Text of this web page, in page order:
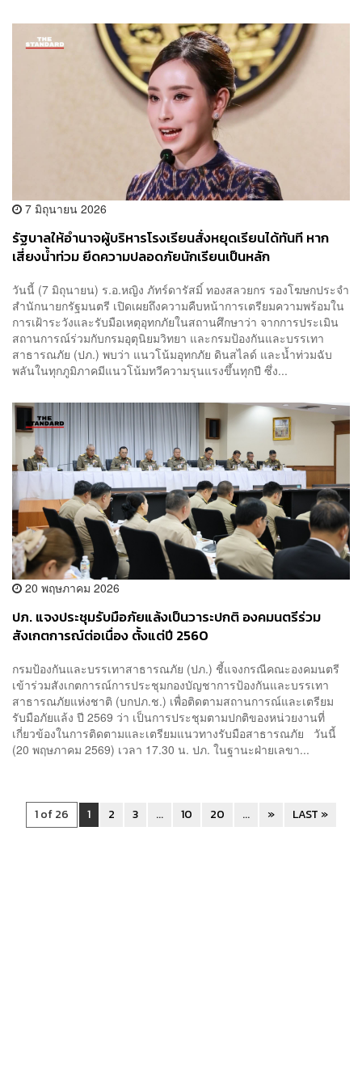
7 มิถุนายน 2026
รัฐบาลให้อำนาจผู้บริหารโรงเรียนสั่งหยุดเรียนได้ทันที หาก
เสี่ยงน้ำท่วม ยึดความปลอดภัยนักเรียนเป็นหลัก
วันนี้ (7 มิถุนายน) ร.อ.หญิง ภัทร์ดารัสมิ์ ทองสลวยกร รองโฆษกประจำ
สำนักนายกรัฐมนตรี เปิดเผยถึงความคืบหน้าการเตรียมความพร้อมใน
การเฝ้าระวังและรับมือเหตุอุทกภัยในสถานศึกษาว่า จากการประเมิน
สถานการณ์ร่วมกับกรมอุตุนิยมวิทยา และกรมป้องกันและบรรเทา
สาธารณภัย (ปภ.) พบว่า แนวโน้มอุทกภัย ดินสไลด์ และน้ำท่วมฉับ
พลันในทุกภูมิภาคมีแนวโน้มทวีความรุนแรงขึ้นทุกปี ซึ่ง...
20 พฤษภาคม 2026
ปภ. แจงประชุมรับมือภัยแล้งเป็นวาระปกติ องคมนตรีร่วม
สังเกตการณ์ต่อเนื่อง ตั้งแต่ปี 2560
กรมป้องกันและบรรเทาสาธารณภัย (ปภ.) ชี้แจงกรณีคณะองคมนตรี
เข้าร่วมสังเกตการณ์การประชุมกองบัญชาการป้องกันและบรรเทา
สาธารณภัยแห่งชาติ (บกปภ.ช.) เพื่อติดตามสถานการณ์และเตรียม
รับมือภัยแล้ง ปี 2569 ว่า เป็นการประชุมตามปกติของหน่วยงานที่
เกี่ยวข้องในการติดตามและเตรียมแนวทางรับมือสาธารณภัย วันนี้
(20 พฤษภาคม 2569) เวลา 17.30 น. ปภ. ในฐานะฝ่ายเลขา...
1 of 26 1 2 3 ... 10 20 ... » LAST »